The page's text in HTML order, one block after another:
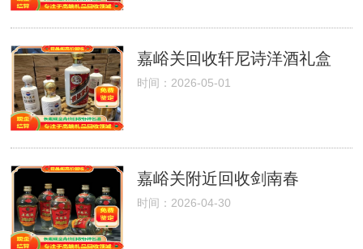
嘉峪关回收轩尼诗洋酒礼盒
时间：2026-05-01
嘉峪关附近回收剑南春
时间：2026-04-30